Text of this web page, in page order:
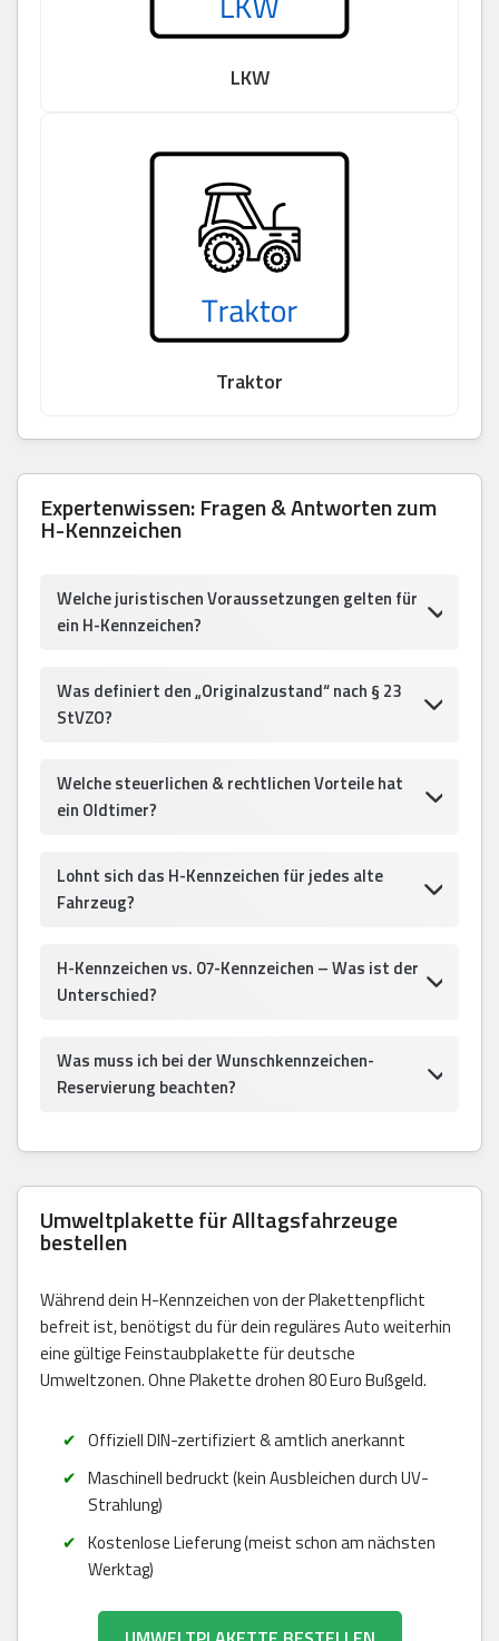
LKW
Traktor
Expertenwissen: Fragen & Antworten zum
H-Kennzeichen
Welche juristischen Voraussetzungen gelten für
ein H-Kennzeichen?
Was definiert den „Originalzustand“ nach § 23
StVZO?
Welche steuerlichen & rechtlichen Vorteile hat
ein Oldtimer?
Lohnt sich das H-Kennzeichen für jedes alte
Fahrzeug?
H-Kennzeichen vs. 07-Kennzeichen – Was ist der
Unterschied?
Was muss ich bei der Wunschkennzeichen-
Reservierung beachten?
Umweltplakette für Alltagsfahrzeuge
bestellen
Während dein H-Kennzeichen von der Plakettenpflicht
befreit ist, benötigst du für dein reguläres Auto weiterhin
eine gültige Feinstaubplakette für deutsche
Umweltzonen. Ohne Plakette drohen 80 Euro Bußgeld.
Offiziell DIN-zertifiziert & amtlich anerkannt
Maschinell bedruckt (kein Ausbleichen durch UV-
Strahlung)
Kostenlose Lieferung (meist schon am nächsten
Werktag)